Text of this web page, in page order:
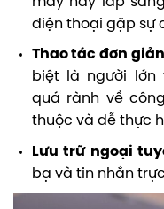
điện thoại gặp sự
Thao tác đơn
biệt là người lớn
quá rành về
thuộc và dễ thực
Lưu trữ ngoại
bạ và tin nhắn